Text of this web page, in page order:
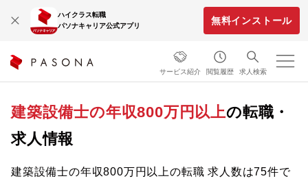
ハイクラス転職
パソナキャリア公式アプリ
無料インストール
サービス紹介 閲覧履歴 求人検索
建築設備士の年収800万円以上の転職・
求人情報
建築設備士の年収800万円以上の転職 求人数は75件で